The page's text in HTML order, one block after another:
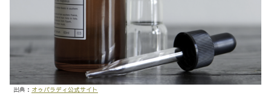
出典： オゥパラディ公式サイト